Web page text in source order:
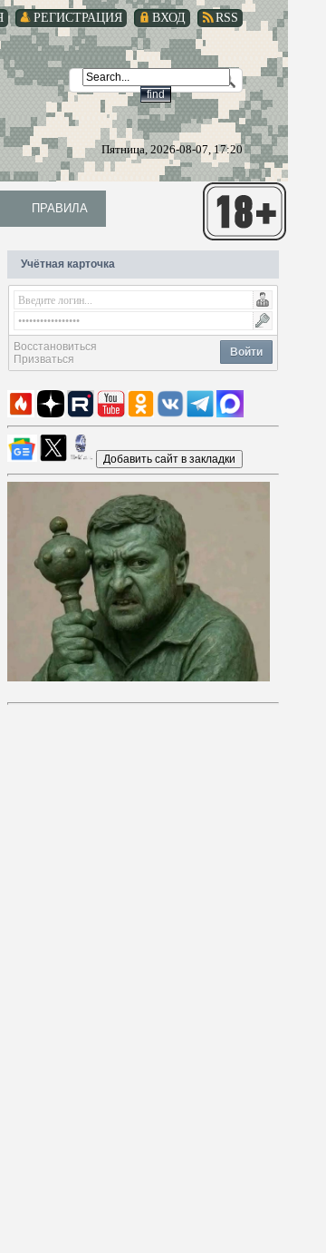
RSS
ВХОД
РЕГИСТРАЦИЯ
Пятница, 2026-08-07, 17:20
ПРАВИЛА
Учётная карточка
Войти
Восстановиться
Призваться